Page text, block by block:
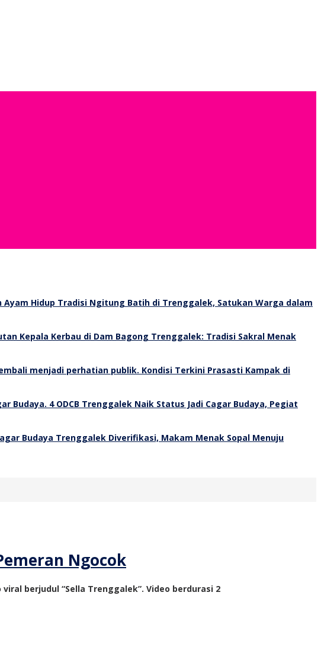
Ayam Hidup Tradisi Ngitung Batih di Trenggalek, Satukan Warga dalam
Kepala Kerbau di Dam Bagong Trenggalek: Tradisi Sakral Menak
Kondisi Terkini Prasasti Kampak di
4 ODCB Trenggalek Naik Status Jadi Cagar Budaya, Pegiat
Budaya Trenggalek Diverifikasi, Makam Menak Sopal Menuju
Ngocok
berjudul “Sella Trenggalek”. Video berdurasi 2